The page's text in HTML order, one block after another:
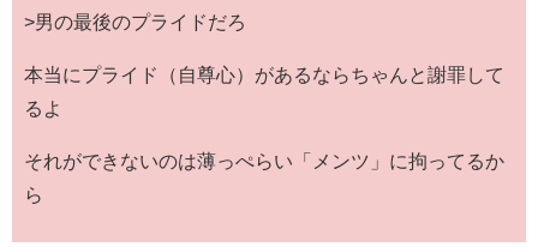
>男の最後のプライドだろ
本当にプライド（自尊心）があるならちゃんと謝罪して
るよ
それができないのは薄っぺらい「メンツ」に拘ってるか
ら